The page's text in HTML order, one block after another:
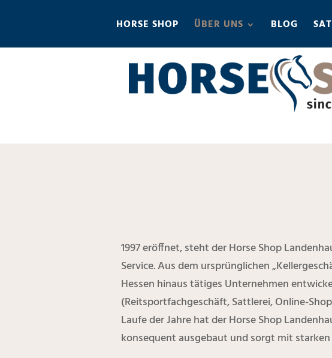
HORSE SHOP ÜBER UNS BLOG
1997 eröffnet, steht der Horse Shop
Service. Aus dem ursprünglichen
Hessen hinaus tätiges Unternehmen
(Reitsportfachgeschäft, Sattlerei, Online-
Laufe der Jahre hat der Horse Shop
konsequent ausgebaut und sorgt mit